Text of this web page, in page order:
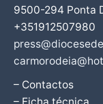
9500-294 Ponta
+351912507980
– Contactos